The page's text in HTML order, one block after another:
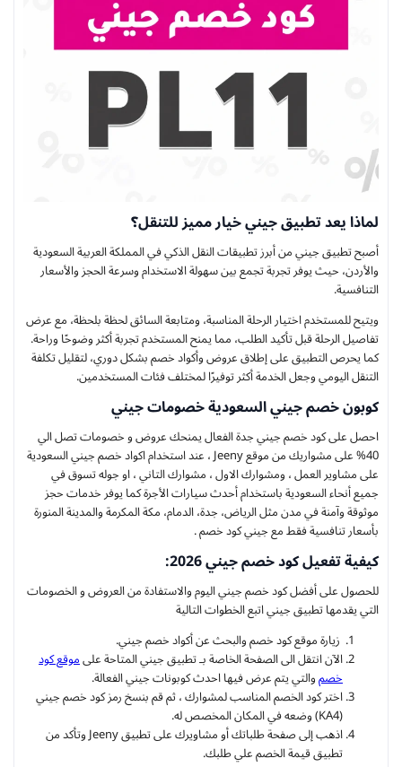
لماذا يعد تطبيق جيني خيار مميز للتنقل؟
أصبح تطبيق جيني من أبرز تطبيقات النقل الذكي في المملكة العربية السعودية
والأردن، حيث يوفر تجربة تجمع بين سهولة الاستخدام وسرعة الحجز والأسعار
التنافسية.
ويتيح للمستخدم اختيار الرحلة المناسبة، ومتابعة السائق لحظة بلحظة، مع عرض
تفاصيل الرحلة قبل تأكيد الطلب، مما يمنح المستخدم تجربة أكثر وضوحًا وراحة.
كما يحرص التطبيق على إطلاق عروض وأكواد خصم بشكل دوري، لتقليل تكلفة
التنقل اليومي وجعل الخدمة أكثر توفيرًا لمختلف فئات المستخدمين.
كوبون خصم جيني السعودية خصومات جيني
احصل على كود خصم جيني جدة الفعال يمنحك عروض و خصومات تصل الي
40% على مشواريك من موقع Jeeny ، عند استخدام اكواد خصم جيني السعودية
على مشاوير العمل ، ومشوارك الاول ، مشوارك التاني ، او جوله تسوق في
جميع أنحاء السعودية باستخدام أحدث سيارات الأجرة كما يوفر خدمات حجز
موثوقة وآمنة في مدن مثل الرياض، جدة، الدمام، مكة المكرمة والمدينة المنورة
بأسعار تنافسية فقط مع جيني كود خصم .
كيفية تفعيل كود خصم جيني 2026:
للحصول على أفضل كود خصم جيني اليوم والاستفادة من العروض و الخصومات
التي يقدمها تطبيق جيني اتبع الخطوات التالية
زيارة موقع كود خصم والبحث عن أكواد خصم جيني.
الآن انتقل الى الصفحة الخاصة بـ تطبيق جيني المتاحة علىموقع كود
خصموالتي يتم عرض فيها احدث كوبونات جيني الفعالة.
اختر كود الخصم المناسب لمشوارك ، ثم قم بنسخ رمز كود خصم جيني
(KA4) وضعه في المكان المخصص له.
اذهب إلى صفحة طلباتك أو مشاويرك على تطبيق Jeeny وتأكد من
تطبيق قيمة الخصم علي طلبك.